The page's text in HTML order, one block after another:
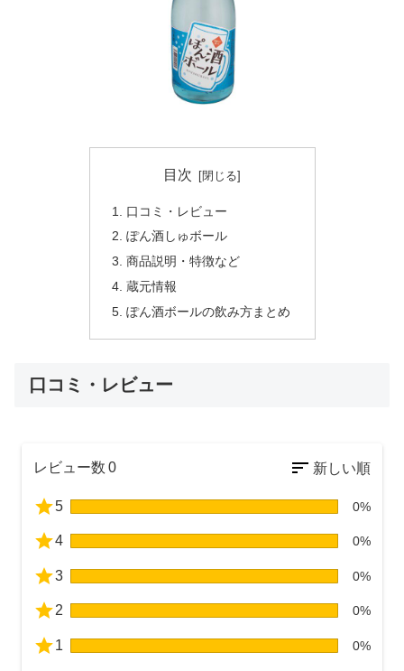
目次
口コミ・レビュー
ぽん酒しゅボール
商品説明・特徴など
蔵元情報
ぽん酒ボールの飲み方まとめ
口コミ・レビュー
レビュー数 0
5 0%
4 0%
3 0%
2 0%
1 0%